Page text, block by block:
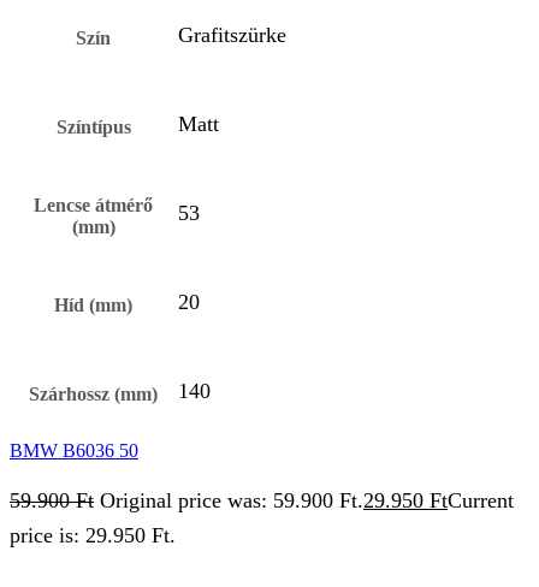
Szín Grafitszürke
Színtípus Matt
Lencse átmérő
(mm)
53
Híd (mm) 20
Szárhossz (mm) 140
BMW B6036 50
59.900Ft Original price was: 59.900 Ft.29.950 FtCurrent
price is: 29.950 Ft.